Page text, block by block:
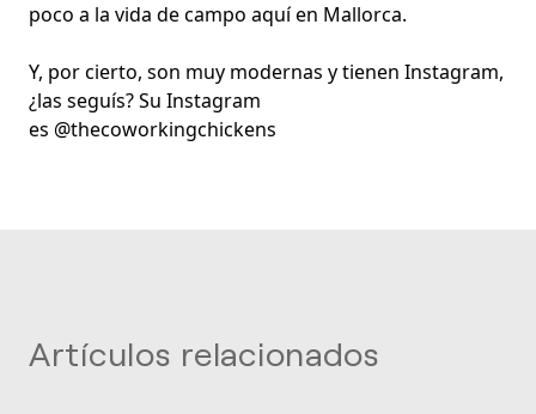
poco a la vida de campo aquí en Mallorca.
Y, por cierto, son muy modernas y tienen Instagram,
¿las seguís? Su Instagram
es @thecoworkingchickens
Artículos relacionados